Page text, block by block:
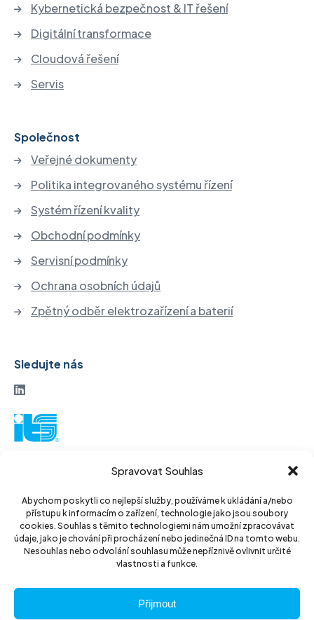
Spravovat Souhlas
Abychom poskytli co nejlepší služby, používáme k ukládání a/nebo
přístupu k informacím o zařízení, technologie jako jsou soubory
cookies. Souhlas s těmito technologiemi nám umožní zpracovávat
údaje, jako je chování při procházení nebo jedinečná ID na tomto webu.
Nesouhlas nebo odvolání souhlasu může nepříznivě ovlivnit určité
vlastnosti a funkce.
Přijmout
Kybernetická bezpečnost & IT řešení
Digitální transformace
Cloudová řešení
Servis
Společnost
Veřejné dokumenty
Politika integrovaného systému řízení
Systém řízení kvality
Obchodní podmínky
Servisní podmínky
Ochrana osobních údajů
Zpětný odběr elektrozařízení a baterií
Sledujte nás
130 52 Praha3
Czech Republic
IČ: 14889811